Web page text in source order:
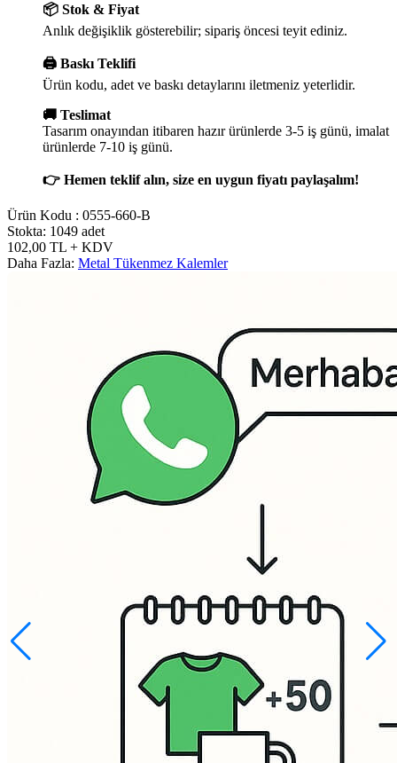
📦 Stok & Fiyat
Anlık değişiklik gösterebilir; sipariş öncesi teyit ediniz.
🖨️ Baskı Teklifi
Ürün kodu, adet ve baskı detaylarını iletmeniz yeterlidir.
🚚 Teslimat
Tasarım onayından itibaren hazır ürünlerde 3-5 iş günü, imalat
ürünlerde 7-10 iş günü.
👉 Hemen teklif alın, size en uygun fiyatı paylaşalım!
Ürün Kodu : 0555-660-B
Stokta: 1049 adet
102,00 TL + KDV
Daha Fazla: Metal Tükenmez Kalemler